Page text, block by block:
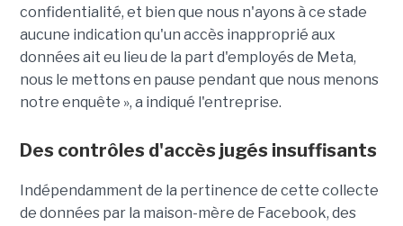
confidentialité, et bien que nous n'ayons à ce stade
aucune indication qu'un accès inapproprié aux
données ait eu lieu de la part d'employés de Meta,
nous le mettons en pause pendant que nous menons
notre enquête », a indiqué l'entreprise.
Des contrôles d'accès jugés insuffisants
Indépendamment de la pertinence de cette collecte
de données par la maison-mère de Facebook, des